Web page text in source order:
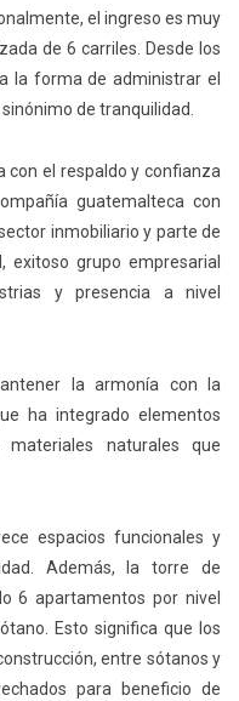
el ingreso es muy
de 6 carriles. Desde los
la forma de administrar el
de tranquilidad.
con el respaldo y confianza
guatemalteca con
inmobiliario y parte de
exitoso grupo empresarial
y presencia a nivel
la armonía con la
ha integrado elementos
naturales que
espacios funcionales y
Además, la torre de
6 apartamentos por nivel
Esto significa que los
entre sótanos y
para beneficio de